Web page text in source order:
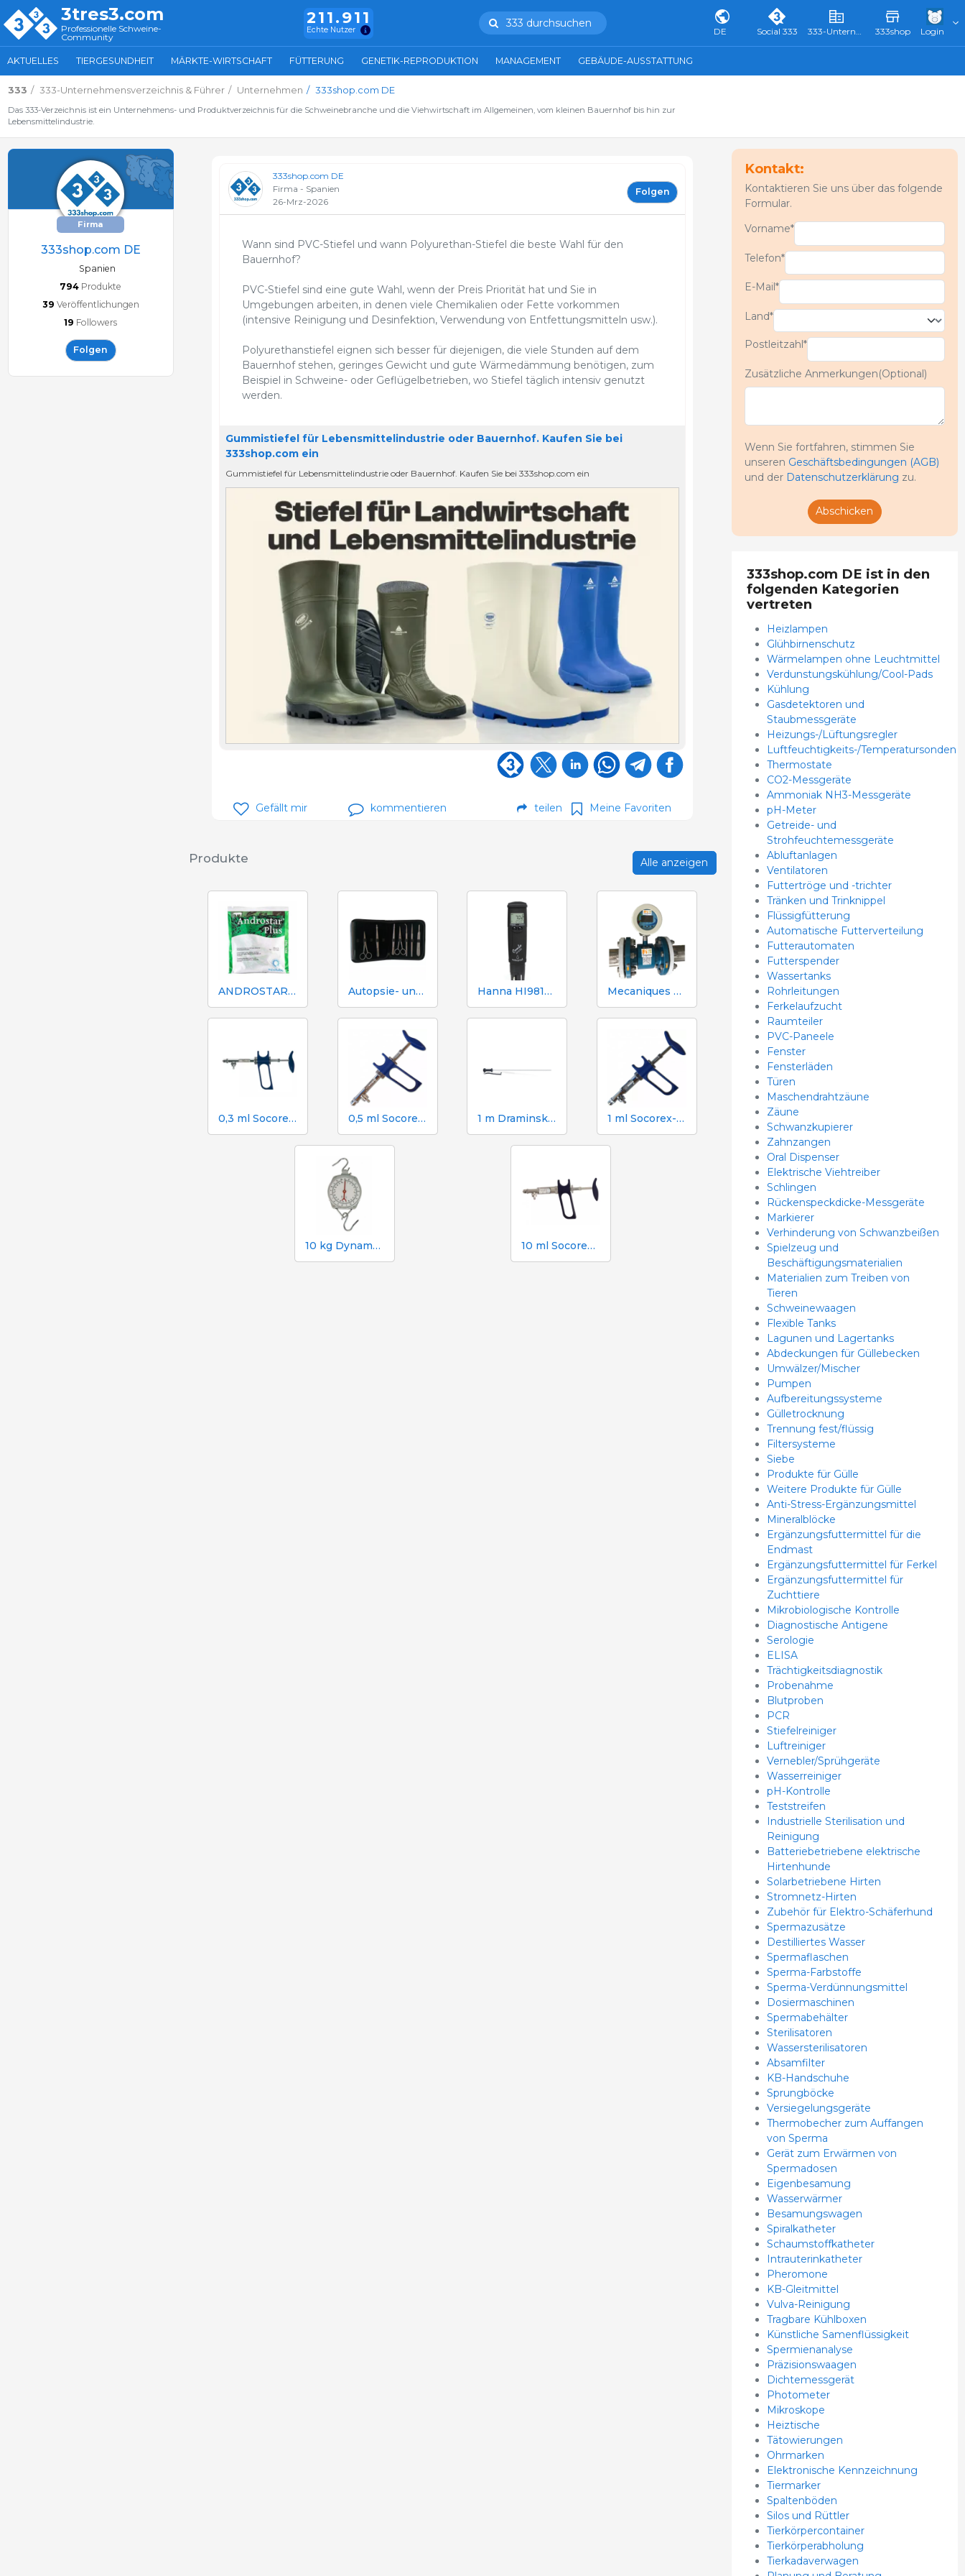
3tres3.com
Professionelle Schweine-
Community
211.911
Echte Nutzer
333 durchsuchen
DE Social 333 333-Unternehmensverzeichnis & Führer 333shop Login
AKTUELLES TIERGESUNDHEIT MÄRKTE-WIRTSCHAFT FÜTTERUNG GENETIK-REPRODUKTION MANAGEMENT GEBÄUDE-AUSSTATTUNG
333 333-Unternehmensverzeichnis & Führer Unternehmen 333shop.com DE
Das 333-Verzeichnis ist ein Unternehmens- und Produktverzeichnis für die Schweinebranche und die Viehwirtschaft im Allgemeinen, vom kleinen Bauernhof bis hin zur
Lebensmittelindustrie.
Firma
333shop.com DE
Spanien
794 Produkte
39 Veröffentlichungen
19 Followers
Folgen
333shop.com DE
Firma - Spanien
26-Mrz-2026
Folgen
Wann sind PVC-Stiefel und wann Polyurethan-Stiefel die beste Wahl für den
Bauernhof?
PVC-Stiefel sind eine gute Wahl, wenn der Preis Priorität hat und Sie in
Umgebungen arbeiten, in denen viele Chemikalien oder Fette vorkommen
(intensive Reinigung und Desinfektion, Verwendung von Entfettungsmitteln usw.).
Polyurethanstiefel eignen sich besser für diejenigen, die viele Stunden auf dem
Bauernhof stehen, geringes Gewicht und gute Wärmedämmung benötigen, zum
Beispiel in Schweine- oder Geflügelbetrieben, wo Stiefel täglich intensiv genutzt
werden.
Gummistiefel für Lebensmittelindustrie oder Bauernhof. Kaufen Sie bei
333shop.com ein
Gummistiefel für Lebensmittelindustrie oder Bauernhof. Kaufen Sie bei 333shop.com ein
Gefällt mir kommentieren teilen Meine Favoriten
Alle anzeigen
Produkte
ANDROSTAR PLUS 47 g / 100 L - Langanhaltender Samenverdünner Autopsie- und Sezierset 333 - 7 Instrumente Hanna HI98130 pH-, EC-, TDS- und Temperaturtester Mecaniques Segalés DN150 Volumen- und Stickstoffzähler
0,3 ml Socorex-Spritze mit Schlauch und Ansaugkanüle, 0,025 ml-Graduierung 0,5 ml Socorex-Spritze mit Schlauch und Ansaugkanüle, 0,05 ml-Graduierung 1 m Draminski-Temperaturfühler für TGPRO-Hygrometer 1 ml Socorex-Spritze mit Schlauch und Ansaugkanüle, 0,05 ml-Graduierung
10 kg Dynamometer mit 50 g Skala 10 ml Socorex-Spritze mit Schlauch und Ansaugkanüle, 1 ml-Graduierung
Kontakt:
Kontaktieren Sie uns über das folgende
Formular.
Vorname*
Telefon*
E-Mail*
Land*
Postleitzahl*
Zusätzliche Anmerkungen(Optional)
Wenn Sie fortfahren, stimmen Sie
unseren Geschäftsbedingungen (AGB)
und der Datenschutzerklärung zu.
Abschicken
333shop.com DE ist in den
folgenden Kategorien
vertreten
Heizlampen
Glühbirnenschutz
Wärmelampen ohne Leuchtmittel
Verdunstungskühlung/Cool-Pads
Kühlung
Gasdetektoren und
Staubmessgeräte
Heizungs-/Lüftungsregler
Luftfeuchtigkeits-/Temperatursonden
Thermostate
CO2-Messgeräte
Ammoniak NH3-Messgeräte
pH-Meter
Getreide- und
Strohfeuchtemessgeräte
Abluftanlagen
Ventilatoren
Futtertröge und -trichter
Tränken und Trinknippel
Flüssigfütterung
Automatische Futterverteilung
Futterautomaten
Futterspender
Wassertanks
Rohrleitungen
Ferkelaufzucht
Raumteiler
PVC-Paneele
Fenster
Fensterläden
Türen
Maschendrahtzäune
Zäune
Schwanzkupierer
Zahnzangen
Oral Dispenser
Elektrische Viehtreiber
Schlingen
Rückenspeckdicke-Messgeräte
Markierer
Verhinderung von Schwanzbeißen
Spielzeug und
Beschäftigungsmaterialien
Materialien zum Treiben von
Tieren
Schweinewaagen
Flexible Tanks
Lagunen und Lagertanks
Abdeckungen für Güllebecken
Umwälzer/Mischer
Pumpen
Aufbereitungssysteme
Gülletrocknung
Trennung fest/flüssig
Filtersysteme
Siebe
Produkte für Gülle
Weitere Produkte für Gülle
Anti-Stress-Ergänzungsmittel
Mineralblöcke
Ergänzungsfuttermittel für die
Endmast
Ergänzungsfuttermittel für Ferkel
Ergänzungsfuttermittel für
Zuchttiere
Mikrobiologische Kontrolle
Diagnostische Antigene
Serologie
ELISA
Trächtigkeitsdiagnostik
Probenahme
Blutproben
PCR
Stiefelreiniger
Luftreiniger
Vernebler/Sprühgeräte
Wasserreiniger
pH-Kontrolle
Teststreifen
Industrielle Sterilisation und
Reinigung
Batteriebetriebene elektrische
Hirtenhunde
Solarbetriebene Hirten
Stromnetz-Hirten
Zubehör für Elektro-Schäferhund
Spermazusätze
Destilliertes Wasser
Spermaflaschen
Sperma-Farbstoffe
Sperma-Verdünnungsmittel
Dosiermaschinen
Spermabehälter
Sterilisatoren
Wassersterilisatoren
Absamfilter
KB-Handschuhe
Sprungböcke
Versiegelungsgeräte
Thermobecher zum Auffangen
von Sperma
Gerät zum Erwärmen von
Spermadosen
Eigenbesamung
Wasserwärmer
Besamungswagen
Spiralkatheter
Schaumstoffkatheter
Intrauterinkatheter
Pheromone
KB-Gleitmittel
Vulva-Reinigung
Tragbare Kühlboxen
Künstliche Samenflüssigkeit
Spermienanalyse
Präzisionswaagen
Dichtemessgerät
Photometer
Mikroskope
Heiztische
Tätowierungen
Ohrmarken
Elektronische Kennzeichnung
Tiermarker
Spaltenböden
Silos und Rüttler
Tierkörpercontainer
Tierkörperabholung
Tierkadaverwagen